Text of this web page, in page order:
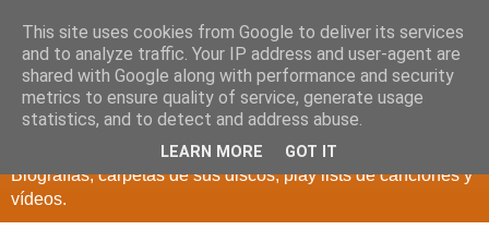
DISCOS PARA EL
RECUERDO
CANTANTES Y GRUPOS DE LOS AÑOS 1950 a 2022.
Biografías, carpetas de sus discos, play lists de canciones y
vídeos.
This site uses cookies from Google to deliver its services
and to analyze traffic. Your IP address and user-agent are
shared with Google along with performance and security
metrics to ensure quality of service, generate usage
statistics, and to detect and address abuse.
LEARN MORE GOT IT